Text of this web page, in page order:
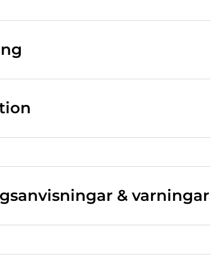
& varningar